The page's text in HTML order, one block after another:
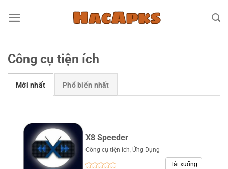
qua
Công cụ tiện ích
Mới nhất Phổ biến nhất
X8 Speeder
Công cụ tiện ích,Ứng Dụng
Tải xuống